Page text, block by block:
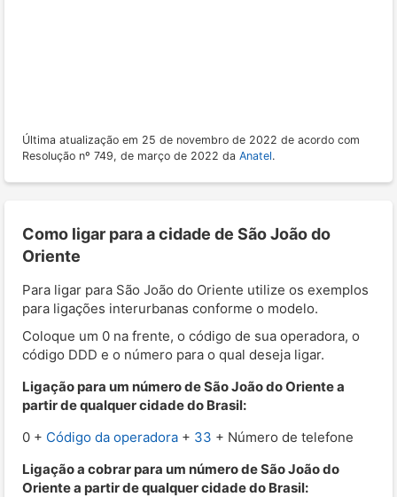
Última atualização em 25 de novembro de 2022 de acordo com
Resolução nº 749, de março de 2022 da Anatel.
Como ligar para a cidade de São João do
Oriente
Para ligar para São João do Oriente utilize os exemplos
para ligações interurbanas conforme o modelo.
Coloque um 0 na frente, o código de sua operadora, o
código DDD e o número para o qual deseja ligar.
Ligação para um número de São João do Oriente a
partir de qualquer cidade do Brasil:
0 + Código da operadora + 33 + Número de telefone
Ligação a cobrar para um número de São João do
Oriente a partir de qualquer cidade do Brasil: